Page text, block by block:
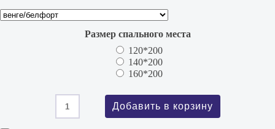
Размер спального места
120*200
140*200
160*200